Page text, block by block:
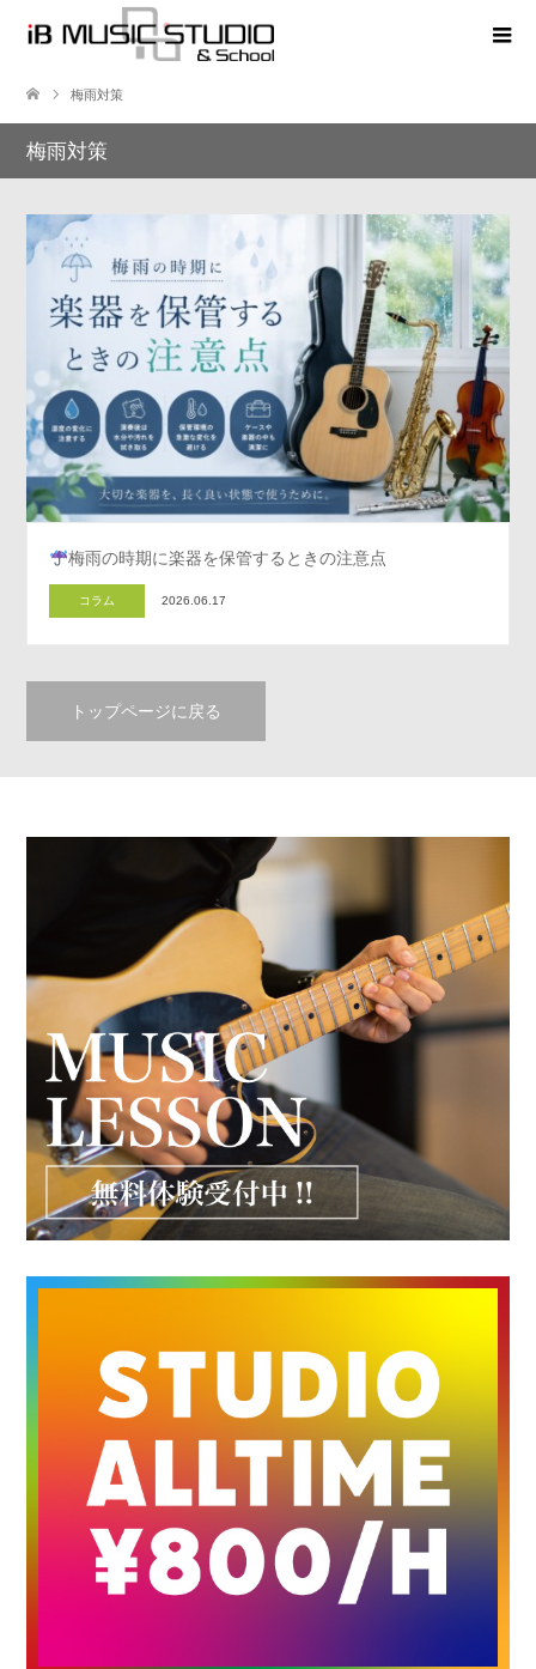
梅雨対策
梅雨対策
梅雨の時期に楽器を保管するときの注意点
コラム 2026.06.17
トップページに戻る